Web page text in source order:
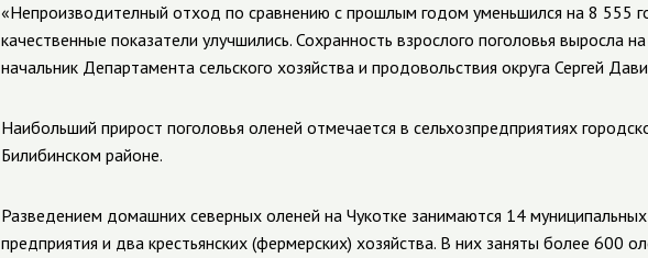
«Непроизводителный отход по сравнению с прошлым годом уменьшился на 8 555
качественные показатели улучшились. Сохранность взрослого поголовья выросла
начальник Департамента сельского хозяйства и продовольствия округа Сергей
Наибольший прирост поголовья оленей отмечается в сельхозпредприятиях
Билибинском районе.
Разведением домашних северных оленей на Чукотке занимаются 14
предприятия и два крестьянских (фермерских) хозяйства. В них заняты более 600